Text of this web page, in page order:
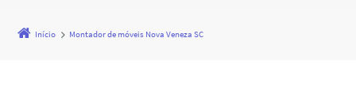
Início Montador de móveis Nova Veneza SC